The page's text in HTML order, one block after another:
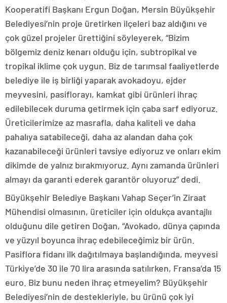
Kooperatifi Başkanı Ergun Doğan, Mersin Büyükşehir
Belediyesi’nin proje üretirken ilçeleri baz aldığını ve
çok güzel projeler ürettiğini söyleyerek, “Bizim
bölgemiz deniz kenarı olduğu için, subtropikal ve
tropikal iklime çok uygun. Biz de tarımsal faaliyetlerde
belediye ile iş birliği yaparak avokadoyu, ejder
meyvesini, pasiflorayı, kamkat gibi ürünleri ihraç
edilebilecek duruma getirmek için çaba sarf ediyoruz.
Üreticilerimize az masrafla, daha kaliteli ve daha
pahalıya satabileceği, daha az alandan daha çok
kazanabileceği ürünleri tavsiye ediyoruz ve onları ekim
dikimde de yalnız bırakmıyoruz. Aynı zamanda ürünleri
almayı da garanti ederek garantör oluyoruz” dedi.
Büyükşehir Belediye Başkanı Vahap Seçer’in Ziraat
Mühendisi olmasının, üreticiler için oldukça avantajlıı
olduğunu dile getiren Doğan, “Avokado, dünya çapında
ve yüzyıl boyunca ihraç edebileceğimiz bir ürün.
Pasiflora fidanı ilk dağıtılmaya başlandığında, meyvesi
Türkiye’de 30 ile 70 lira arasında satılırken, Fransa’da 15
euro. Biz bunu neden ihraç etmeyelim? Büyükşehir
Belediyesi’nin de destekleriyle, bu ürünü çok iyi